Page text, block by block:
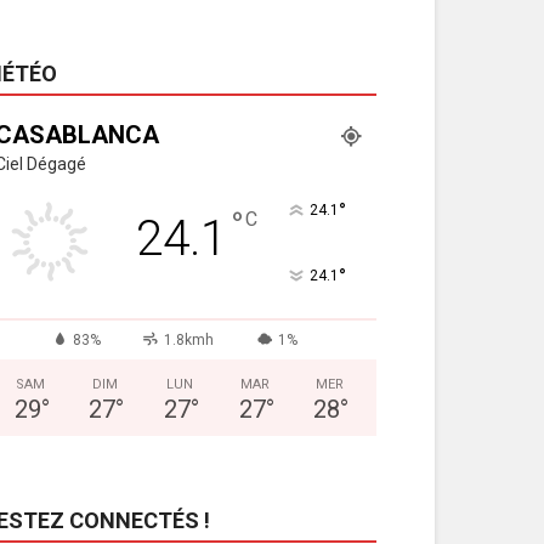
Dégagé
24.1 °C 24.1 °
24.1 °
83% 1.8kmh 1%
SAM
29°
DIM
27°
LUN
27°
MAR
27°
MER
28°
CONNECTÉS !